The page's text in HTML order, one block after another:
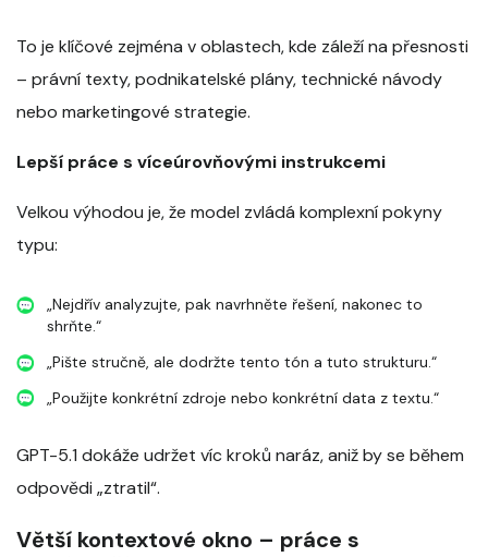
To je klíčové zejména v oblastech, kde záleží na přesnosti
– právní texty, podnikatelské plány, technické návody
nebo marketingové strategie.
Lepší práce s víceúrovňovými instrukcemi
Velkou výhodou je, že model zvládá komplexní pokyny
typu:
„Nejdřív analyzujte, pak navrhněte řešení, nakonec to
shrňte.“
„Pište stručně, ale dodržte tento tón a tuto strukturu.“
„Použijte konkrétní zdroje nebo konkrétní data z textu.“
GPT-5.1 dokáže udržet víc kroků naráz, aniž by se během
odpovědi „ztratil“.
Větší kontextové okno – práce s